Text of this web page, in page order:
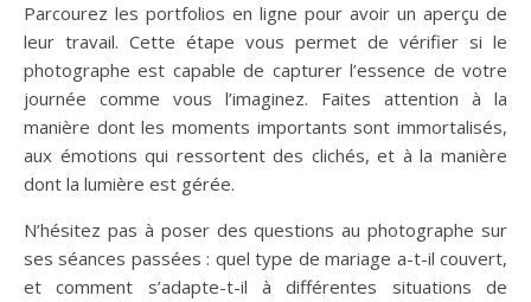
Parcourez les portfolios en ligne pour avoir un aperçu de
leur travail. Cette étape vous permet de vérifier si le
photographe est capable de capturer l’essence de votre
journée comme vous l’imaginez. Faites attention à la
manière dont les moments importants sont immortalisés,
aux émotions qui ressortent des clichés, et à la manière
dont la lumière est gérée.
N’hésitez pas à poser des questions au photographe sur
ses séances passées : quel type de mariage a-t-il couvert,
et comment s’adapte-t-il à différentes situations de